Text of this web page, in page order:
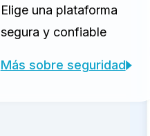
Elige una plataforma
segura y confiable
Más sobre seguridad